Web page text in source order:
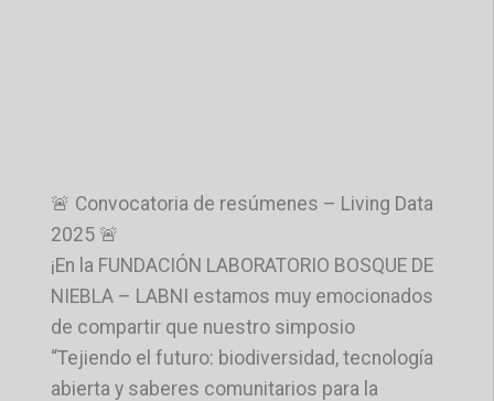
🚨 Convocatoria de resúmenes – Living Data
2025 🚨
¡En la FUNDACIÓN LABORATORIO BOSQUE DE
NIEBLA – LABNI estamos muy emocionados
de compartir que nuestro simposio
“Tejiendo el futuro: biodiversidad, tecnología
abierta y saberes comunitarios para la